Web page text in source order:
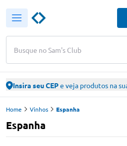
Busque no Sam's Club
Insira seu CEPe veja produtos na
Home Vinhos Espanha
Espanha